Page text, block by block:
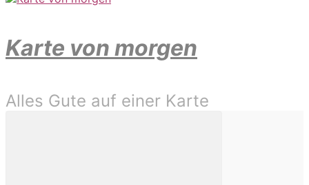
Karte von morgen
Alles Gute auf einer Karte